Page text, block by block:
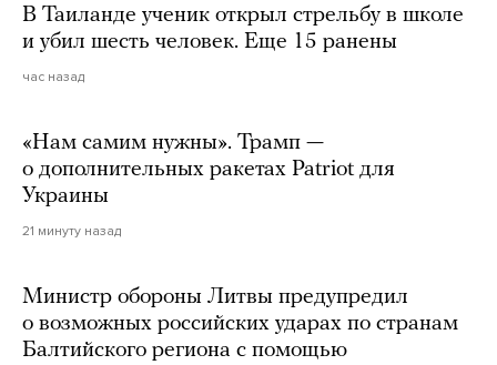
В Таиланде ученик открыл стрельбу в школе
и убил шесть человек. Еще 15 ранены
час назад
«Нам самим нужны». Трамп —
о дополнительных ракетах Patriot для
Украины
21 минуту назад
Министр обороны Литвы предупредил
о возможных российских ударах по странам
Балтийского региона с помощью